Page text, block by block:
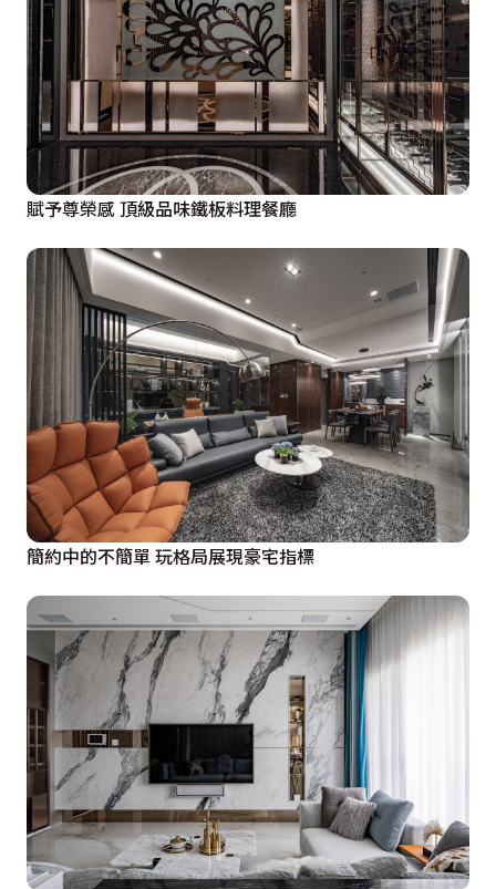
賦予尊榮感 頂級品味鐵板料理餐廳
簡約中的不簡單 玩格局展現豪宅指標